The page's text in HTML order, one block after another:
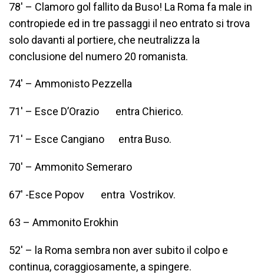
78′ – Clamoro gol fallito da Buso! La Roma fa male in
contropiede ed in tre passaggi il neo entrato si trova
solo davanti al portiere, che neutralizza la
conclusione del numero 20 romanista.
74′ – Ammonisto Pezzella
71′ – Esce D’Orazio entra Chierico.
71′ – Esce Cangiano entra Buso.
70′ – Ammonito Semeraro
67′ -Esce Popov entra Vostrikov.
63 – Ammonito Erokhin
52′ – la Roma sembra non aver subito il colpo e
continua, coraggiosamente, a spingere.